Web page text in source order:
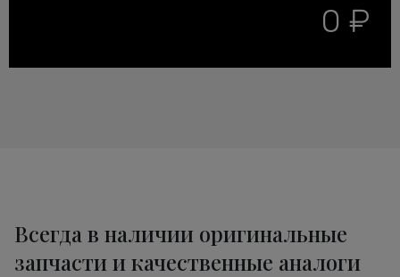
0 ₽
Всегда в наличии оригинальные
запчасти и качественные аналоги